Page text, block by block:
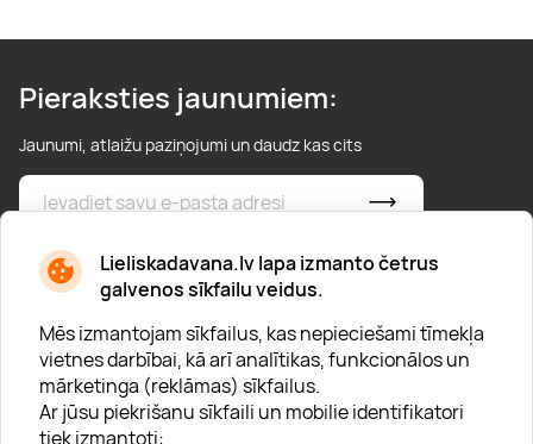
Lieliskadavana.lv lapa izmanto četrus
galvenos sīkfailu veidus.
Mēs izmantojam sīkfailus, kas nepieciešami tīmekļa
vietnes darbībai, kā arī analītikas, funkcionālos un
mārketinga (reklāmas) sīkfailus.
Ar jūsu piekrišanu sīkfaili un mobilie identifikatori
tiek izmantoti:
Pieraksties jaunumiem:
Jaunumi, atlaižu paziņojumi un daudz kas cits
* Esmu iepazinies/usies ar privātuma politiku
Par "Lieliska dāvana"